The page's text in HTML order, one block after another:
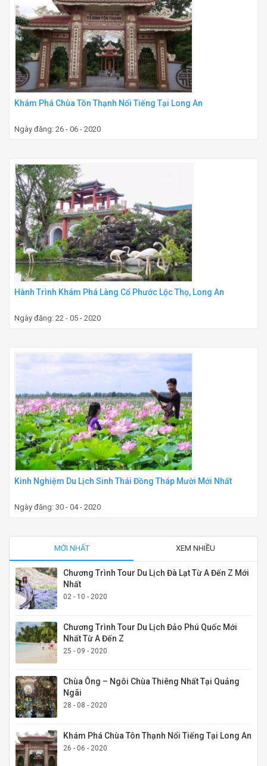
Khám Phá Chùa Tôn Thạnh Nổi Tiếng Tại Long An
Ngày đăng: 26 - 06 - 2020
Hành Trình Khám Phá Làng Cổ Phước Lộc Thọ, Long An
Ngày đăng: 22 - 05 - 2020
Kinh Nghiệm Du Lịch Sinh Thái Đồng Tháp Mười Mới Nhất
Ngày đăng: 30 - 04 - 2020
MỚI NHẤT XEM NHIỀU
Chương Trình Tour Du Lịch Đà Lạt Từ A Đến Z Mới
Nhất
02 - 10 - 2020
Chương Trình Tour Du Lịch Đảo Phú Quốc Mới
Nhất Từ A Đến Z
25 - 09 - 2020
Chùa Ông – Ngôi Chùa Thiêng Nhất Tại Quảng
Ngãi
28 - 08 - 2020
Khám Phá Chùa Tôn Thạnh Nổi Tiếng Tại Long An
26 - 06 - 2020